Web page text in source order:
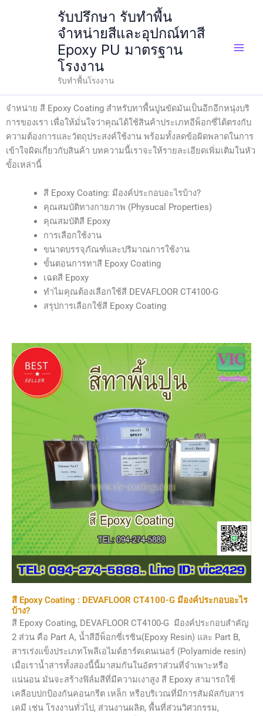
รับปรึกษา รับทำพื้น
จำหน่ายสีและอุปกณ์ทาสี
Epoxy PU มาตรฐาน
โรงงาน
รับทำพื้นโรงงาน
จำหน่าย สี Epoxy Coating สำหรับทาพื้นปูนขัดมันเป็นอีกอีกหนุ่งบริ
การของเรา เพื่อให้มั่นใจว่าคุณได้ใช้สินค้าประเภทอีพ็อกซี่ได้ตรงกับ
ความต้องการและวัตถุประสงค์ใช้งาน พร้อมทั้งลดข้อผิดพลาดในการ
เข้าใจผิดเกี่ยวกับสินค้า บทความนี้เราจะให้รายละเอียดเพิ่มเติมในหัว
ขั้อเหล่านี้
สี Epoxy Coating: มีองค์ประกอบอะไรบ้าง?
คุณสมบัติทางกายภาพ (Physucal Properties)
คุณสมบัติสี Epoxy
การเลือกใช้งาน
ขนาดบรรจุภัณฑ์และปริมาณการใช้งาน
ขั้นตอนการทาสี Epoxy Coating
เฉดสี Epoxy
ทำไมคุณต้องเลือกใช้สี DEVAFLOOR CT4100-G
สรุปการเลือกใช้สี Epoxy Coating
สี Epoxy Coating : DEVAFLOOR CT4100-G มีองค์ประกอบอะไร
บ้าง?
สี Epoxy Coating, DEVAFLOOR CT4100-G มีองค์ประกอบสำคัญ
2 ส่วน คือ Part A, น้ำสีอีพ็อกซี่เรซิน(Epoxy Resin) และ Part B,
สารเร่งแข็งประเภทโพลีเอไมด์ฮาร์ดเดนเนอร์ (Polyamide resin)
เมื่อเราน้ำสารทั้งสองนี้นี้มาสมกันในอัตราส่วนที่จำเพาะหรือ
แน่นอน มันจะสร้างฟิล์มสีที่มีความเงาสูง สี Epoxy สามารถใช้
เคลือบปกป้องกันคอนกรีต เหล็ก หรือบริเวณที่มีการสัมผัสกับสาร
เคมี เช่น โรงงานทั่วไป, ส่วนงานผลิต, พื้นที่ส่วนวิศวกรรม,